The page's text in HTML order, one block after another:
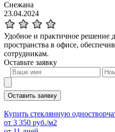
Снежана
23.04.2024
Удобное и практичное решение
пространства в офисе,
сотрудникам.
Оставьте заявку
Оставить заявку
Купить стеклянную
от 3 350 руб./м2